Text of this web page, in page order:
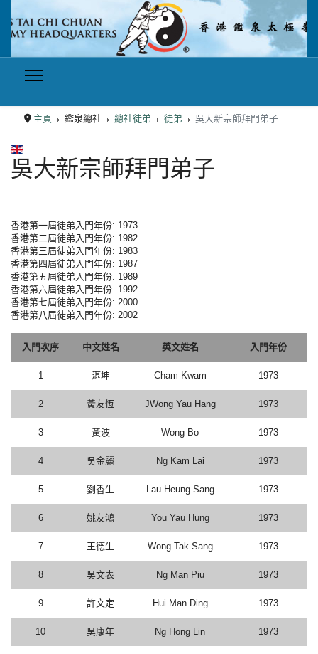
主頁 鑑泉總社 總社徒弟 徒弟 吳大新宗師拜門弟子
選擇你的語言
吳大新宗師拜門弟子
香港第一屆徒弟入門年份: 1973
香港第二屆徒弟入門年份: 1982
香港第三屆徒弟入門年份: 1983
香港第四屆徒弟入門年份: 1987
香港第五屆徒弟入門年份: 1989
香港第六屆徒弟入門年份: 1992
香港第七屆徒弟入門年份: 2000
香港第八屆徒弟入門年份: 2002
入門次序 中文姓名 英文姓名 入門年份
1 湛坤 Cham Kwam 1973
2 黃友恆 JWong Yau Hang 1973
3 黃波 Wong Bo 1973
4 吳金麗 Ng Kam Lai 1973
5 劉香生 Lau Heung Sang 1973
6 姚友鴻 You Yau Hung 1973
7 王德生 Wong Tak Sang 1973
8 吳文表 Ng Man Piu 1973
9 許文定 Hui Man Ding 1973
10 吳康年 Ng Hong Lin 1973